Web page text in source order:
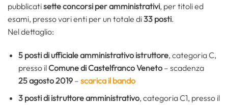
pubblicatisette concorsi per amministrativi, per titoli ed
esami, presso vari enti per un totale di33 posti.
Nel dettaglio:
5 posti di ufficiale amministrativo istruttore, categoria C,
presso il Comune di Castelfranco Veneto – scadenza
25 agosto 2019 – scarica il bando
3 posti di istruttore amministrativo, categoria C1, presso il